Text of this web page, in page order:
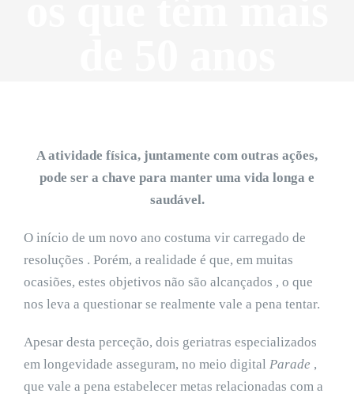
A atividade física, juntamente com outras ações,
pode ser a chave para manter uma vida longa e
saudável.
O início de um novo ano costuma vir carregado de
resoluções . Porém, a realidade é que, em muitas
ocasiões, estes objetivos não são alcançados , o que
nos leva a questionar se realmente vale a pena tentar.
Apesar desta perceção, dois geriatras especializados
em longevidade asseguram, no meio digital Parade ,
que vale a pena estabelecer metas relacionadas com a